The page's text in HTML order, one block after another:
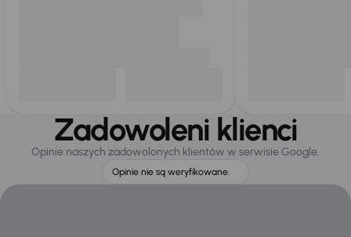
Zadowoleni klienci
Opinie naszych zadowolonych klientów w serwisie Google.
Opinie nie są weryfikowane.